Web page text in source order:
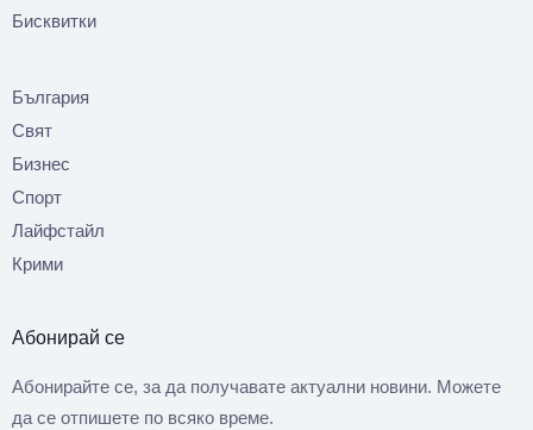
Бисквитки
България
Свят
Бизнес
Спорт
Лайфстайл
Крими
Абонирай се
Абонирайте се, за да получавате актуални новини. Можете
да се отпишете по всяко време.